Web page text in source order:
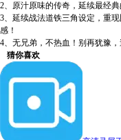
2、原汁原味的传奇，延续最经典
3、延续战法道铁三角设定，重
感！
4、无兄弟，不热血！别再犹豫
猜你喜欢